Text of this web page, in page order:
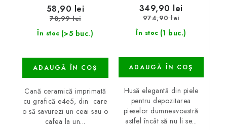
În stoc (>5 buc.)
58,90 lei
78,99 lei
ADAUGĂ ÎN COŞ
Cană ceramică imprimată
cu grafică e4e5, din care
o să savurezi un ceai sau o
cafea la un...
În stoc (1 buc.)
349,90 lei
974,90 lei
ADAUGĂ ÎN COŞ
Husă elegantă din piele
pentru depozitarea
pieselor dumneavoastră
astfel încât să nu li se...